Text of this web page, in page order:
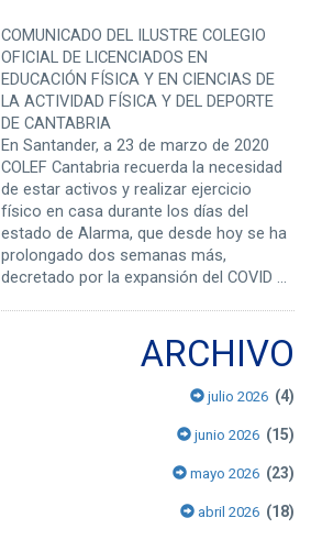
COMUNICADO DEL ILUSTRE COLEGIO
OFICIAL DE LICENCIADOS EN
EDUCACIÓN FÍSICA Y EN CIENCIAS DE
LA ACTIVIDAD FÍSICA Y DEL DEPORTE
DE CANTABRIA
En Santander, a 23 de marzo de 2020
COLEF Cantabria recuerda la necesidad
de estar activos y realizar ejercicio
físico en casa durante los días del
estado de Alarma, que desde hoy se ha
prolongado dos semanas más,
decretado por la expansión del COVID ...
ARCHIVO
julio 2026 (4)
junio 2026 (15)
mayo 2026 (23)
abril 2026 (18)